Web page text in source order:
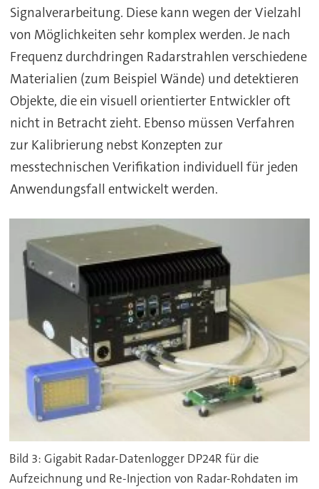
Signalverarbeitung. Diese kann wegen der Vielzahl
von Möglichkeiten sehr komplex werden. Je nach
Frequenz durchdringen Radarstrahlen verschiedene
Materialien (zum Beispiel Wände) und detektieren
Objekte, die ein visuell orientierter Entwickler oft
nicht in Betracht zieht. Ebenso müssen Verfahren
zur Kalibrierung nebst Konzepten zur
messtechnischen Verifikation individuell für jeden
Anwendungsfall entwickelt werden.
Bild 3: Gigabit Radar-Datenlogger DP24R für die
Aufzeichnung und Re-Injection von Radar-Rohdaten im